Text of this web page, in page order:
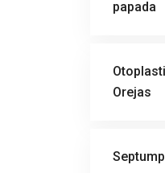
papada
Orejas